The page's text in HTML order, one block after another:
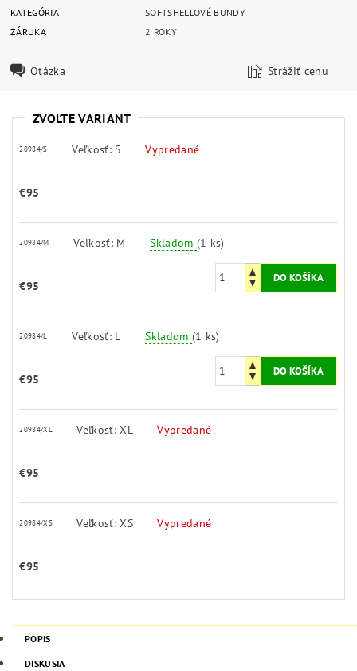
KATEGÓRIA
SOFTSHELLOVÉ BUNDY
ZÁRUKA
2 ROKY
Otázka Strážiť cenu
ZVOĽTE VARIANT
20984/S Veľkosť: S Vypredané
€95
20984/M Veľkosť: M Skladom (1 ks)
€95
20984/L Veľkosť: L Skladom (1 ks)
€95
20984/XL Veľkosť: XL Vypredané
€95
20984/XS Veľkosť: XS Vypredané
€95
POPIS
DISKUSIA